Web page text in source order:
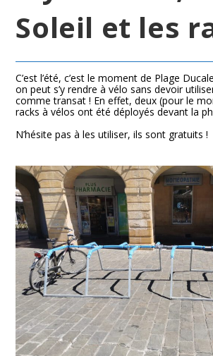
Soleil et les
C’est l’été, c’est le moment de Plage
on peut s’y rendre à vélo sans devoir
comme transat ! En effet, deux (pour le
racks à vélos ont été déployés devant la
N’hésite pas à les utiliser, ils sont gratuits !